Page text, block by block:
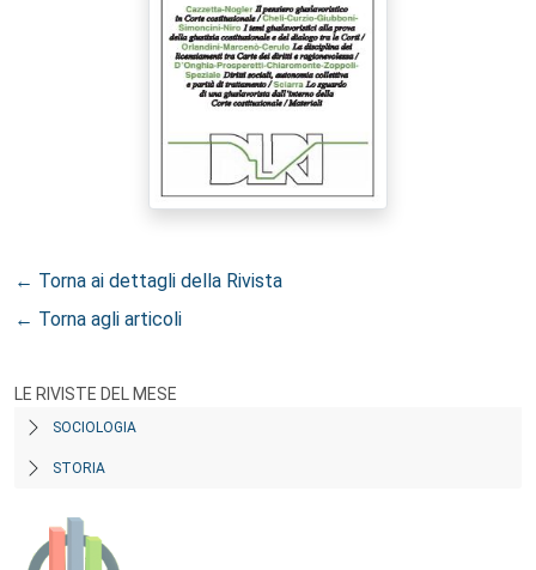
← Torna ai dettagli della Rivista
← Torna agli articoli
LE RIVISTE DEL MESE
SOCIOLOGIA
STORIA